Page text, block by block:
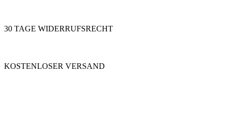
30 TAGE WIDERRUFSRECHT
KOSTENLOSER VERSAND